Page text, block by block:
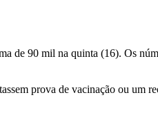
de 90 mil na quinta (16). Os
prova de vacinação ou um